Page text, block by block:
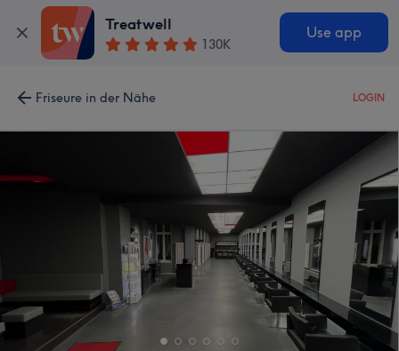
Treatwell
130K
Use app
Friseure in der Nähe LOGIN